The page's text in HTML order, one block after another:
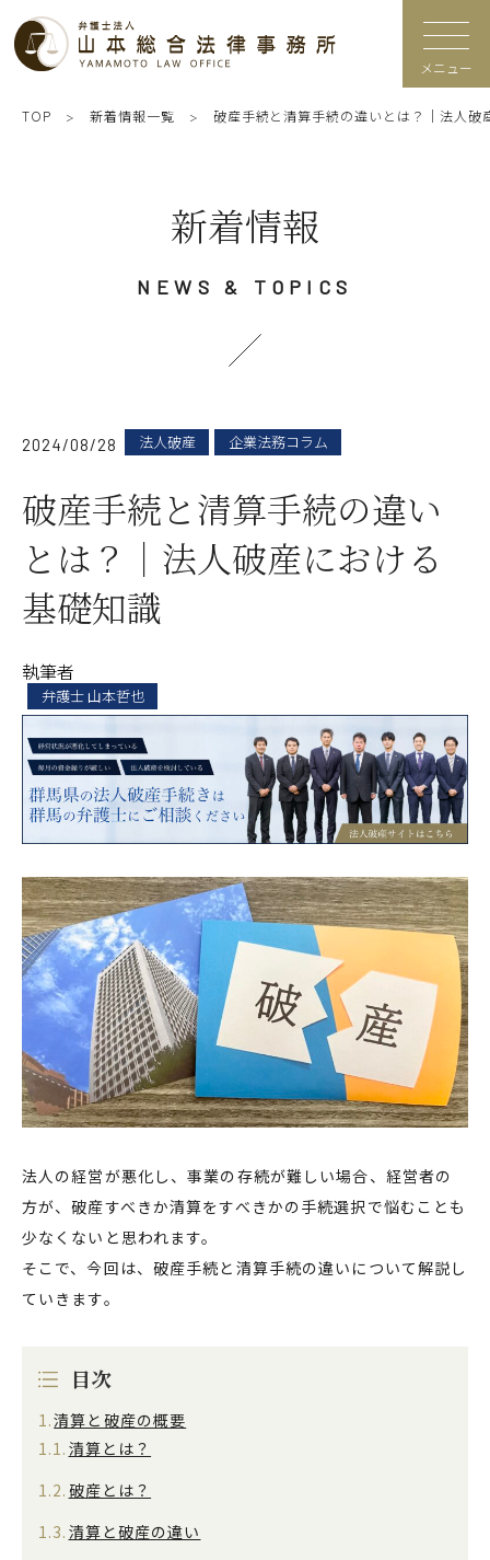
メニュー
TOP 新着情報一覧 破産手続と清算手続の違いとは？｜法人破
新着情報
NEWS & TOPICS
2024/08/28 法人破産 企業法務コラム
破産手続と清算手続の違い
とは？｜法人破産における
基礎知識
執筆者
弁護士 山本哲也
法人の経営が悪化し、事業の存続が難しい場合、経営者の
方が、破産すべきか清算をすべきかの手続選択で悩むことも
少なくないと思われます。
そこで、今回は、破産手続と清算手続の違いについて解説し
ていきます。
目次
清算と破産の概要
清算とは？
破産とは？
清算と破産の違い